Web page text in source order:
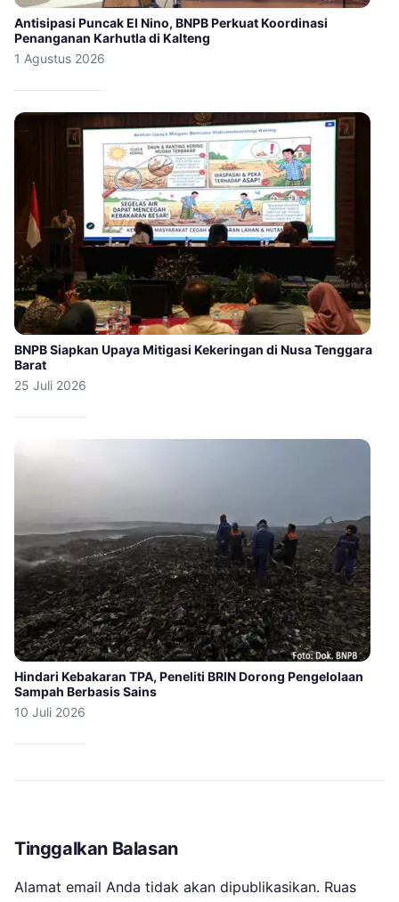
Antisipasi Puncak El Nino, BNPB Perkuat Koordinasi
Penanganan Karhutla di Kalteng
1 Agustus 2026
BNPB Siapkan Upaya Mitigasi Kekeringan di Nusa Tenggara
Barat
25 Juli 2026
Hindari Kebakaran TPA, Peneliti BRIN Dorong Pengelolaan
Sampah Berbasis Sains
10 Juli 2026
Tinggalkan Balasan
Alamat email Anda tidak akan dipublikasikan. Ruas